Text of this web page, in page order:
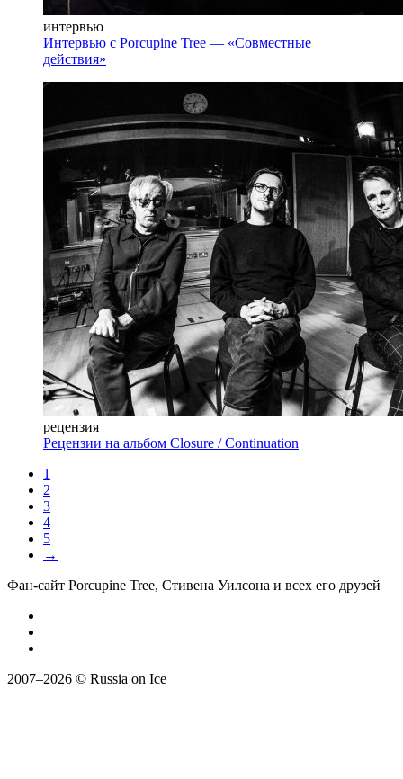
интервью
Интервью с Porcupine Tree — «Совместные
действия»
рецензия
Рецензии на альбом Closure / Continuation
1
2
3
4
5
→
Фан-сайт Porcupine Tree, Стивена Уилсона и всех его друзей
2007–2026 © Russia on Ice